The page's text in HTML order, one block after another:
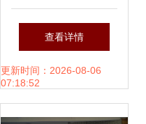
承——水产学院
Y18渔业发展领域
查看详情
更新时间：2026-08-06
07:18:52